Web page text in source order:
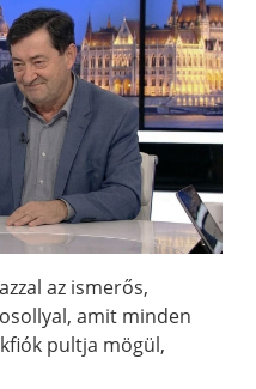
az ismerős,
amit minden
pultja mögül,